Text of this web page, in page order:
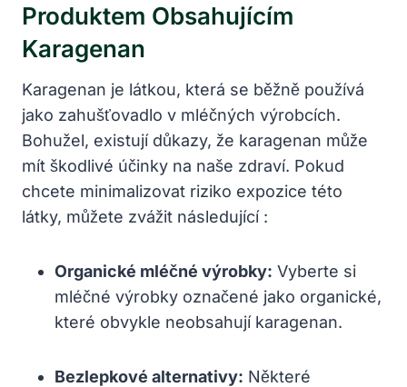
Produktem Obsahujícím
Karagenan
Karagenan je látkou, která se běžně používá
jako zahušťovadlo v mléčných výrobcích.
Bohužel, existují důkazy, že karagenan může
mít škodlivé účinky na naše zdraví. Pokud
chcete minimalizovat riziko expozice této
látky, můžete zvážit následující :
Organické mléčné výrobky: Vyberte si
mléčné výrobky označené jako organické,
které obvykle neobsahují karagenan.
Bezlepkové alternativy: Některé